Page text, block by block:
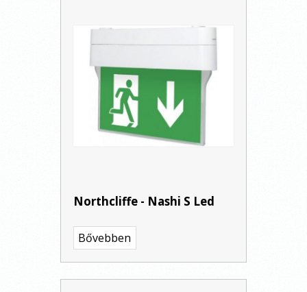
Northcliffe - Nashi S Led
Bővebben